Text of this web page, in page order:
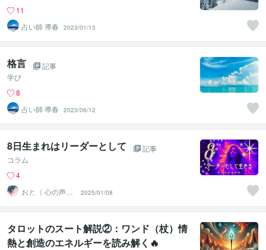
11
占い師 導春
2023/01/13
格言
記事
学び
8
占い師 導春
2023/06/12
8日生まれはリーダーとして
記事
コラム
4
おと ｜心の声に
寄り添うセラピ
スト
2025/01/08
タロットのスート解説②：ワンド（杖）情
熱と創造のエネルギーを読み解く🔥